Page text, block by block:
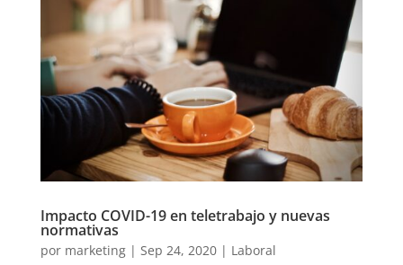
Impacto COVID-19 en teletrabajo y nuevas
normativas
por marketing| Sep 24, 2020| Laboral